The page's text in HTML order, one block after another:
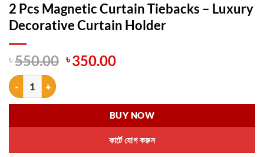
2 Pcs Magnetic Curtain Tiebacks – Luxury
Decorative Curtain Holder
৳550.00 Original
৳ 550.00.
৳350.00Current
৳ 350.00.
2 Pcs Magnetic Curtain Tiebacks – Luxury Decorative Curtain Holder
কার্টে যোগ করুন
BUY NOW